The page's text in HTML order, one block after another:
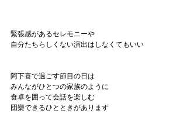
緊張感があるセレモニーや
自分たちらしくない演出はしなくてもいい
阿下喜で過ごす節目の日は
みんながひとつの家族のように
食卓を囲って会話を楽しむ
団欒できるひとときがあります